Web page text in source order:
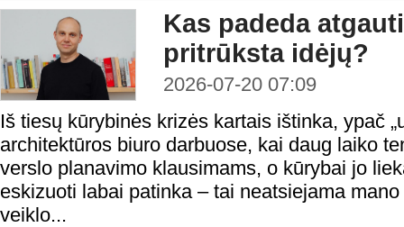
Kas padeda
pritrūksta idėjų?
2026-07-20 07:09
Iš tiesų kūrybinės krizės kartais ištinka, ypač
architektūros biuro darbuose, kai daug laiko
verslo planavimo klausimams, o kūrybai jo
eskizuoti labai patinka – tai neatsiejama
veiklo...